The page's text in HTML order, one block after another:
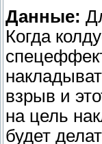
Данные:
Когда
взрыв и
на цель
будет